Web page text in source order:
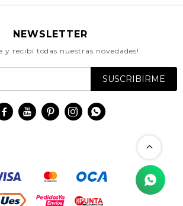
NEWSLETTER
y recibí todas nuestras novedades!
SUSCRIBIRME
    